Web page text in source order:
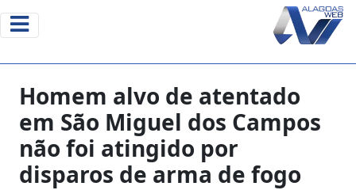
Homem alvo de atentado
em São Miguel dos Campos
não foi atingido por
disparos de arma de fogo